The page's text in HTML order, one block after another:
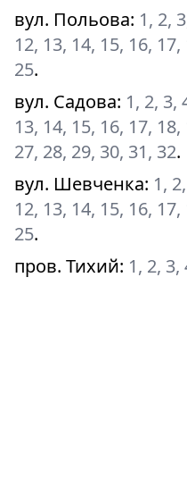
вул. Польова: 1, 2,
12, 13, 14, 15, 16,
25.
вул. Садова: 1, 2, 3,
13, 14, 15, 16, 17,
27, 28, 29, 30, 31, 32.
вул. Шевченка: 1,
12, 13, 14, 15, 16,
25.
пров. Тихий: 1, 2, 3,